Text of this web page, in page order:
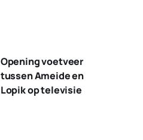
Opening voetveer
tussen Ameide en
Lopik op televisie